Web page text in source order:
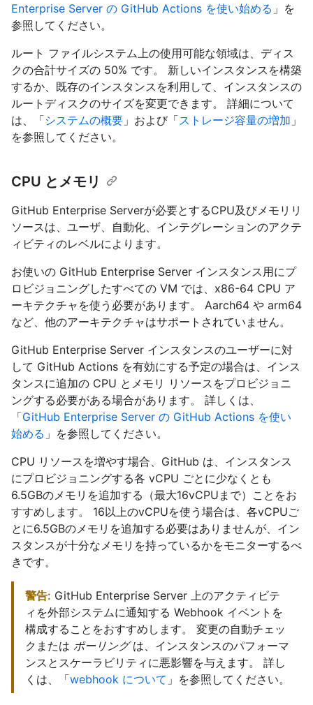
Enterprise Server の GitHub Actions を使い始める 」を
参照してください。
ルート ファイルシステム上の使用可能な領域は、ディス
クの合計サイズの 50% です。 新しいインスタンスを構築
するか、既存のインスタンスを利用して、インスタンスの
ルートディスクのサイズを変更できます。 詳細について
は、「システムの概要 」および「ストレージ容量の増加 」
を参照してください。
CPU とメモリ
GitHub Enterprise Serverが必要とするCPU及びメモリリ
ソースは、ユーザ、自動化、インテグレーションのアクテ
ィビティのレベルによります。
お使いの GitHub Enterprise Server インスタンス用にプ
ロビジョニングしたすべての VM では、x86-64 CPU ア
ーキテクチャを使う必要があります。 Aarch64 や arm64
など、他のアーキテクチャはサポートされていません。
GitHub Enterprise Server インスタンスのユーザーに対
して GitHub Actions を有効にする予定の場合は、インス
タンスに追加の CPU とメモリ リソースをプロビジョニ
ングする必要がある場合があります。 詳しくは、
「GitHub Enterprise Server の GitHub Actions を使い
始める 」を参照してください。
CPU リソースを増やす場合、GitHub は、インスタンス
にプロビジョニングする各 vCPU ごとに少なくとも
6.5GBのメモリを追加する（最大16vCPUまで）ことをお
すすめします。 16以上のvCPUを使う場合は、各vCPUご
とに6.5GBのメモリを追加する必要はありませんが、イン
スタンスが十分なメモリを持っているかをモニターするべ
きです。
警告: GitHub Enterprise Server 上のアクティビテ
ィを外部システムに通知する Webhook イベントを
構成することをおすすめします。 変更の自動チェッ
クまたは ポーリングは、インスタンスのパフォーマ
ンスとスケーラビリティに悪影響を与えます。 詳し
くは、「webhook について 」を参照してください。